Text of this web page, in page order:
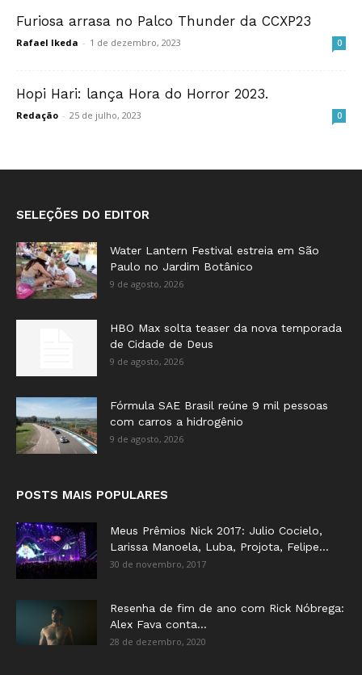
Furiosa arrasa no Palco Thunder da CCXP23
Rafael Ikeda - 1 de dezembro, 2023 0
Hopi Hari: lança Hora do Horror 2023.
Redação - 25 de julho, 2023 0
SELEÇÕES DO EDITOR
Water Lantern Festival estreia em São
Paulo no Jardim Botânico
9 de agosto, 2026
HBO Max solta teaser da nova temporada
de Cidade de Deus
9 de agosto, 2026
Fórmula SAE Brasil reúne 9 mil pessoas
com carros a hidrogênio
9 de agosto, 2026
POSTS MAIS POPULARES
Meus Prêmios Nick 2017: Julio Cocielo,
Larissa Manoela, Luba, Projota, Felipe...
30 de novembro, 2017
Resenha de fim de ano com Rick Nóbrega:
Alex Fava conta...
28 de dezembro, 2020